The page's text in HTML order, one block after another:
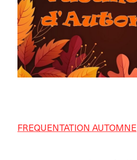
FREQUENTATION AUTOMNE